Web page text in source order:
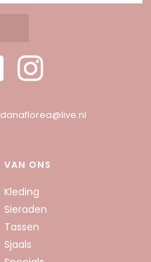
danaflorea@live.nl
VAN ONS
Kleding
Sieraden
Tassen
Sjaals